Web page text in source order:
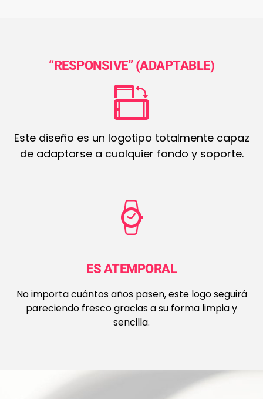
“RESPONSIVE” (ADAPTABLE)
Este diseño es un logotipo totalmente capaz
de adaptarse a cualquier fondo y soporte.
ES ATEMPORAL
No importa cuántos años pasen, este logo seguirá
pareciendo fresco gracias a su forma limpia y
sencilla.